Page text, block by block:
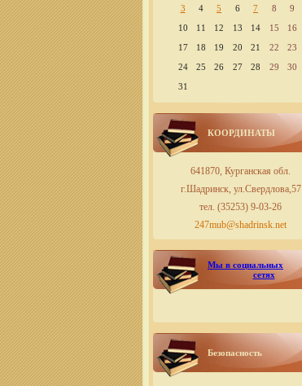
3
4 5 6 7 8
9
10
11 12 13 14 15
16
17
18 19 20 21 22
23
24
25 26 27 28 29
30
31
КООРДИНАТЫ
641870, Курганская обл.
г.Шадринск, ул.Свердлова,57
тел. (35253) 9-03-26
247mub@shadrinsk.net
Мы в социальных
сетях
Безопасность